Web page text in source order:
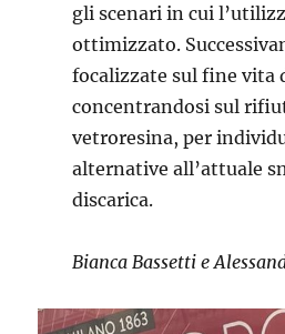
gli scenari in cui
ottimizzato.
focalizzate sul fine vita
concentrandosi sul
vetroresina, per
alternative all’attuale
discarica.
Bianca Bassetti e